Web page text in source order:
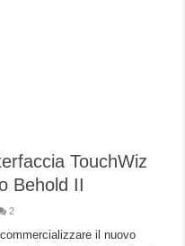
TouchWiz
Behold II
2
il nuovo